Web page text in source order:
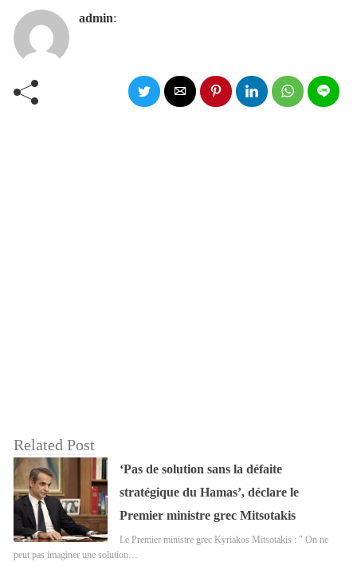
admin:
Related Post
‘Pas de solution sans la défaite
stratégique du Hamas’, déclare le
Premier ministre grec Mitsotakis
Le Premier ministre grec Kyriakos Mitsotakis : " On ne
peut pas imaginer une solution…